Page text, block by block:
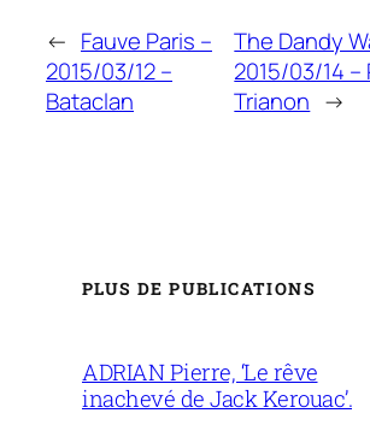
← Fauve Paris –
2015/03/12 –
Bataclan
The Dandy
2015/03/14 –
Trianon →
PLUS DE PUBLICATIONS
ADRIAN Pierre, ‘Le rêve
inachevé de Jack Kerouac’.